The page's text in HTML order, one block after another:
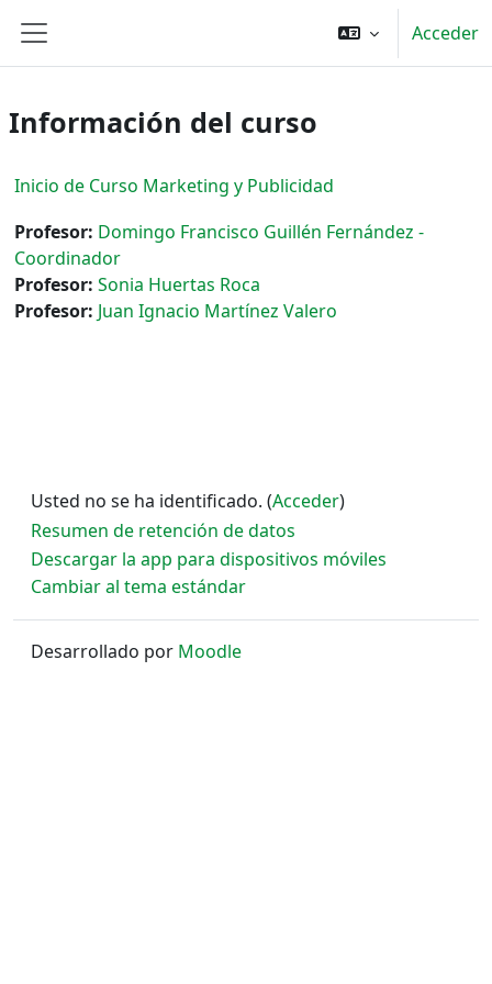
Panel lateral
Acceder
Información del curso
Inicio de Curso Marketing y Publicidad
Profesor: Domingo Francisco Guillén Fernández -
Coordinador
Profesor: Sonia Huertas Roca
Profesor: Juan Ignacio Martínez Valero
Usted no se ha identificado. (Acceder)
Resumen de retención de datos
Descargar la app para dispositivos móviles
Cambiar al tema estándar
Desarrollado por Moodle